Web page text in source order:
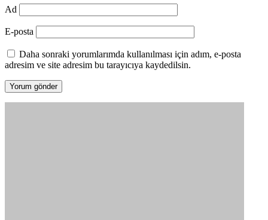
Ad
E-posta
Daha sonraki yorumlarımda kullanılması için adım, e-posta
adresim ve site adresim bu tarayıcıya kaydedilsin.